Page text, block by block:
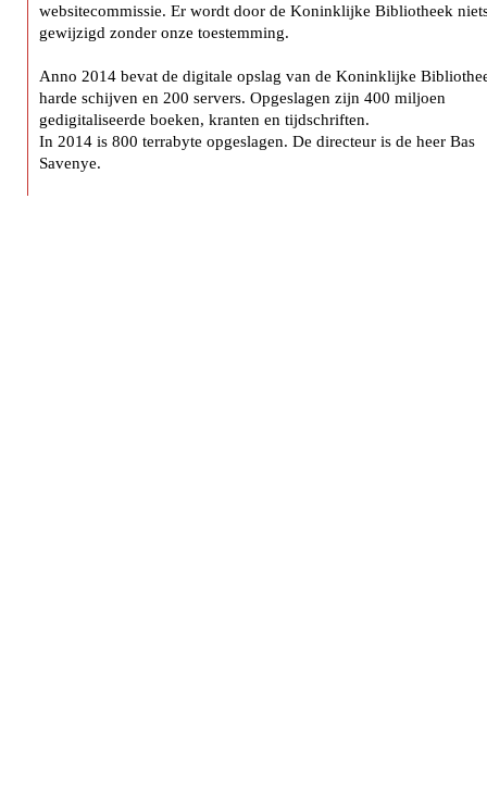
websitecommissie. Er wordt door de Koninklijke Bibliotheek
gewijzigd zonder onze toestemming.
Anno 2014 bevat de digitale opslag van de Koninklijke
harde schijven en 200 servers. Opgeslagen zijn 400 miljoen
gedigitaliseerde boeken, kranten en tijdschriften.
In 2014 is 800 terrabyte opgeslagen. De directeur is de heer Bas
Savenye.